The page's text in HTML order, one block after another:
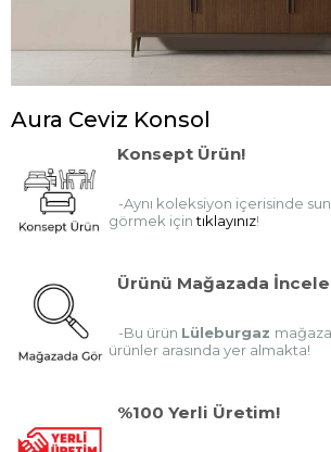
Aura Ceviz Konsol
Konsept Ürün!
-Aynı koleksiyon içerisinde
görmek içintıklayınız!
Ürünü Mağazada
-Bu ürün Lüleburgaz
ürünler arasında yer almakta!
%100 Yerli Üretim!